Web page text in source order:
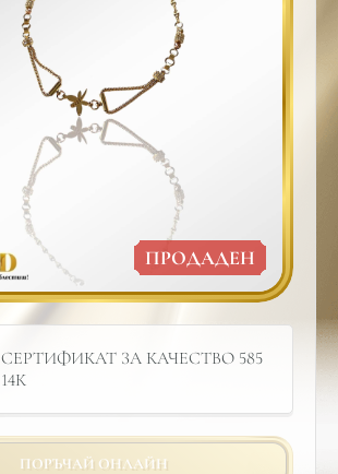
ПРОДАДЕН
СЕРТИФИКАТ ЗА КАЧЕСТВО 585
14К
ПОРЪЧАЙ ОНЛАЙН